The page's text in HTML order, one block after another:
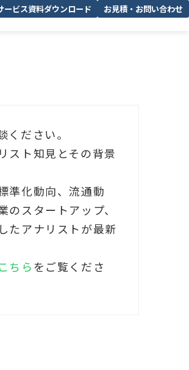
ービス資料ダウンロード お見積・お問い合わせ
ださい。
スト知見とその背景
準化動向、流通動
スタートアップ、
たアナリストが最新
こちらをご覧くださ